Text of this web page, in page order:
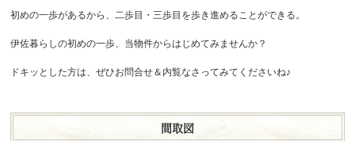
初めの一歩があるから、二歩目・三歩目を歩き進めることができる。
伊佐暮らしの初めの一歩、当物件からはじめてみませんか？
ドキッとした方は、ぜひお問合せ＆内覧なさってみてくださいね♪
間取図